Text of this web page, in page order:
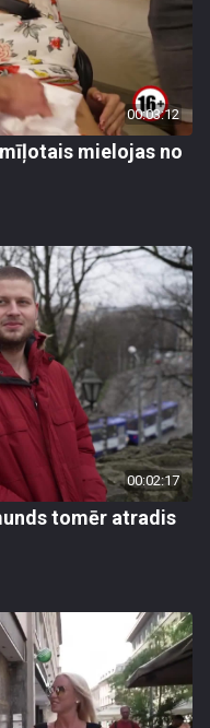
00:03:12
mielojas no
00:02:17
tomēr atradis